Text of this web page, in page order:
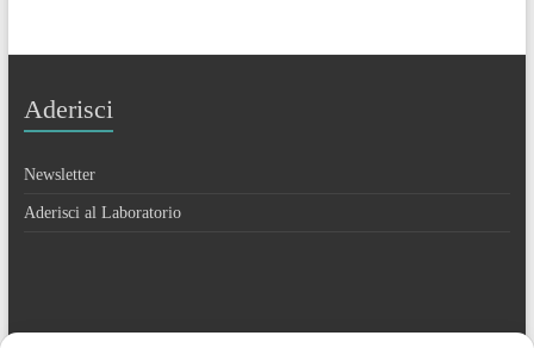
Aderisci
Newsletter
Aderisci al Laboratorio